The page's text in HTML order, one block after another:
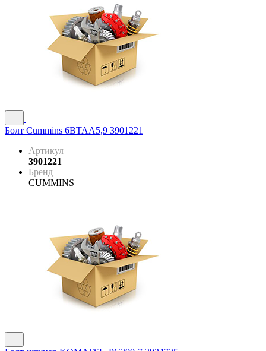
Болт Cummins 6BTAA5,9 3901221
Артикул
3901221
Бренд
CUMMINS